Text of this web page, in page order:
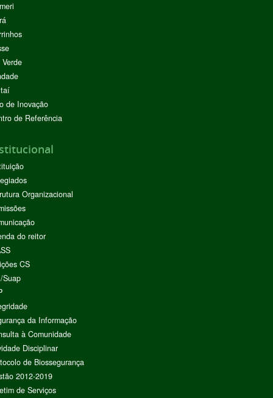
de Inovação
de Referência
Organizacional
do reitor
CS
Suap
da Informação
à Comunidade
Disciplinar
de Biossegurança
2012-2019
de Serviços